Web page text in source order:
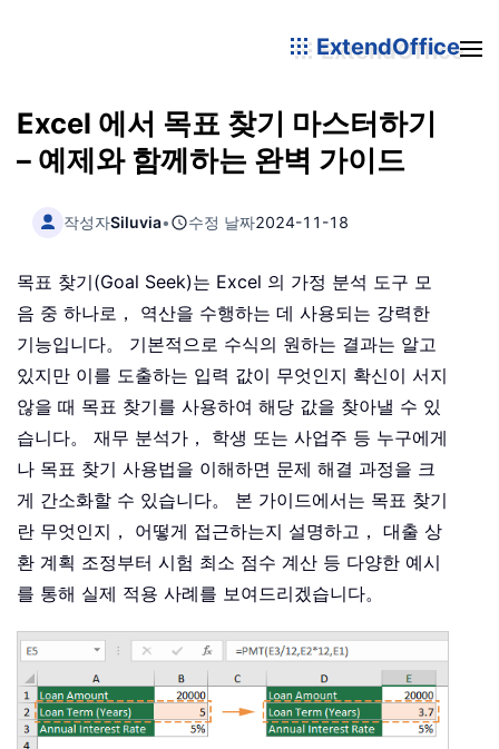
ExtendOffice
Excel 에서 목표 찾기 마스터하기
– 예제와 함께하는 완벽 가이드
작성자Siluvia• 수정 날짜2024-11-18
목표 찾기(Goal Seek)는 Excel 의 가정 분석 도구 모
음 중 하나로， 역산을 수행하는 데 사용되는 강력한
기능입니다。 기본적으로 수식의 원하는 결과는 알고
있지만 이를 도출하는 입력 값이 무엇인지 확신이 서지
않을 때 목표 찾기를 사용하여 해당 값을 찾아낼 수 있
습니다。 재무 분석가， 학생 또는 사업주 등 누구에게
나 목표 찾기 사용법을 이해하면 문제 해결 과정을 크
게 간소화할 수 있습니다。 본 가이드에서는 목표 찾기
란 무엇인지， 어떻게 접근하는지 설명하고， 대출 상
환 계획 조정부터 시험 최소 점수 계산 등 다양한 예시
를 통해 실제 적용 사례를 보여드리겠습니다。